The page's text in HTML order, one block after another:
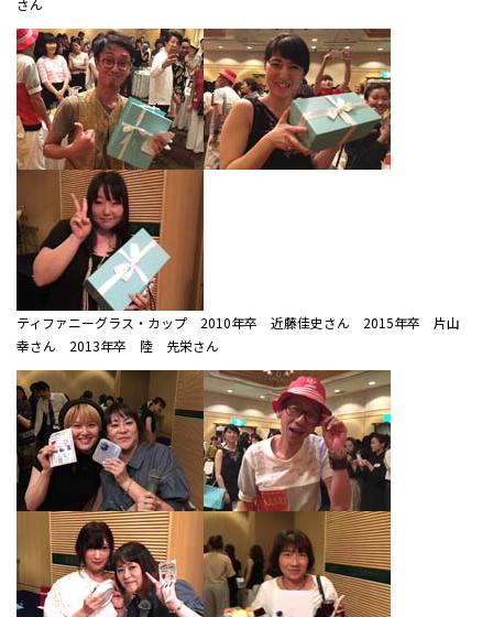
ティファニーグラス・カップ 2010年卒 近藤佳史さん 2015年卒 片山
幸さん 2013年卒 陸 先栄さん